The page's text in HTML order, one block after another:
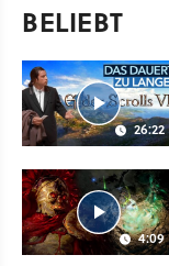
BELIEBT
26:22
4:09